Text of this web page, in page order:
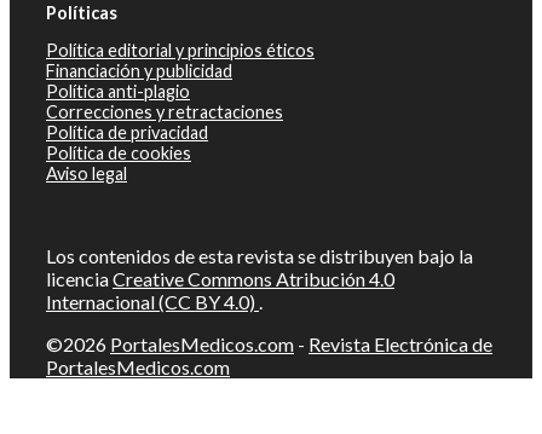
Políticas
Política editorial y principios éticos
Financiación y publicidad
Política anti-plagio
Correcciones y retractaciones
Política de privacidad
Política de cookies
Aviso legal
Los contenidos de esta revista se distribuyen bajo la
licenciaCreative Commons Atribución 4.0
Internacional (CC BY 4.0)
©2026 PortalesMedicos.com - Revista Electrónica de
PortalesMedicos.com